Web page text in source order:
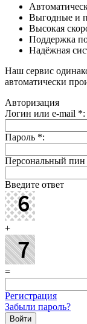
Выгодные и
Высокая
Поддержка
Надёжная
Наш сервис
автоматически
Авторизация
Логин или e-mail *:
Пароль *:
Персональный пин
Введите ответ
+
=
Регистрация
Забыли пароль?